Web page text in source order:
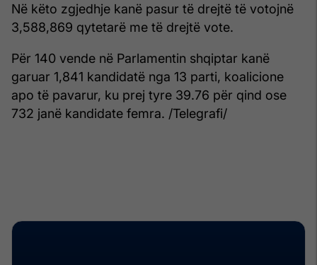
Në këto zgjedhje kanë pasur të drejtë të votojnë
3,588,869 qytetarë me të drejtë vote.
Për 140 vende në Parlamentin shqiptar kanë
garuar 1,841 kandidatë nga 13 parti, koalicione
apo të pavarur, ku prej tyre 39.76 për qind ose
732 janë kandidate femra. /Telegrafi/